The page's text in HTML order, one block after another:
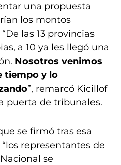
una propuesta
los montos
las 13 provincias
a 10 ya les llegó una
Nosotros venimos
tiempo y lo
”, remarcó Kicillof
puerta de tribunales.
se firmó tras esa
representantes de
se